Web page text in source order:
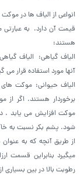
انواعی از الیاف ها در
قیمت آن دارد. به عبارتی
هستند:
الیاف گیاهی: الیاف
آنها مورد استفاده قرار
الیاف حیوانی: موکت
برخوردار هستند. اگر از
موکت افزایش می یابد .
شود. پشم بکر نسبت به
از طریق آنچه که به
میگیرد بنابراین قسمت
رطوبت بالا در بین بسیاری